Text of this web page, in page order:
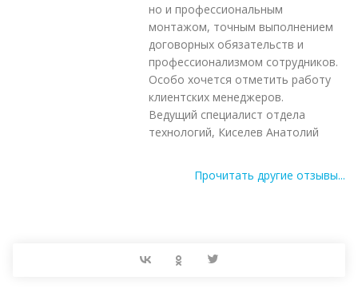
но и профессиональным
монтажом, точным выполнением
договорных обязательств и
профессионализмом сотрудников.
Особо хочется отметить работу
клиентских менеджеров.
Ведущий специалист отдела
технологий, Киселев Анатолий
Прочитать другие отзывы...